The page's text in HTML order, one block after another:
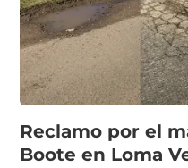
Reclamo por el
Boote en Loma